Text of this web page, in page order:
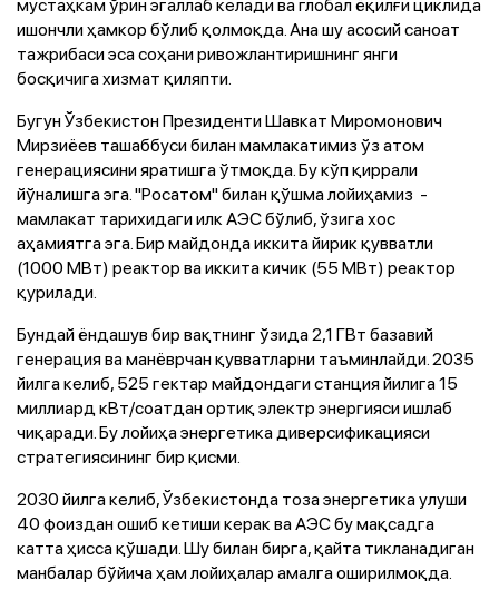
ишончли ҳамкор бўлиб қолмоқда. Ана шу асосий саноат
тажрибаси эса соҳани ривожлантиришнинг янги
босқичига хизмат қиляпти.
Бугун Ўзбекистон Президенти Шавкат Миромонович
Мирзиёев ташаббуси билан мамлакатимиз ўз атом
генерациясини яратишга ўтмоқда. Бу кўп қиррали
йўналишга эга. "Росатом" билан қўшма лойиҳамиз -
мамлакат тарихидаги илк АЭС бўлиб, ўзига хос
аҳамиятга эга. Бир майдонда иккита йирик қувватли
(1000 МВт) реактор ва иккита кичик (55 МВт) реактор
қурилади.
Бундай ёндашув бир вақтнинг ўзида 2,1 ГВт базавий
генерация ва манёврчан қувватларни таъминлайди. 2035
йилга келиб, 525 гектар майдондаги станция йилига 15
миллиард кВт/соатдан ортиқ электр энергияси ишлаб
чиқаради. Бу лойиҳа энергетика диверсификацияси
стратегиясининг бир қисми.
2030 йилга келиб, Ўзбекистонда тоза энергетика улуши
40 фоиздан ошиб кетиши керак ва АЭС бу мақсадга
катта ҳисса қўшади. Шу билан бирга, қайта тикланадиган
манбалар бўйича ҳам лойиҳалар амалга оширилмоқда.